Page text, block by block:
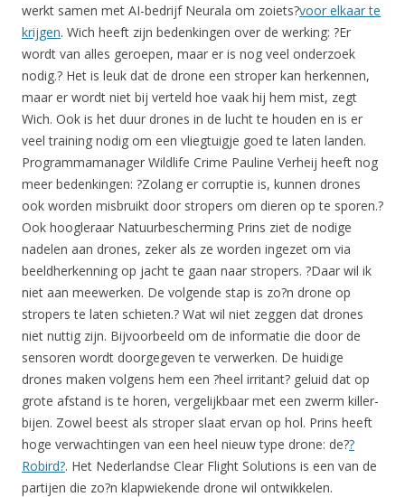
werkt samen met AI-bedrijf Neurala om zoiets?voor elkaar te
krijgen. Wich heeft zijn bedenkingen over de werking: ?Er
wordt van alles geroepen, maar er is nog veel onderzoek
nodig.? Het is leuk dat de drone een stroper kan herkennen,
maar er wordt niet bij verteld hoe vaak hij hem mist, zegt
Wich. Ook is het duur drones in de lucht te houden en is er
veel training nodig om een vliegtuigje goed te laten landen.
Programmamanager Wildlife Crime Pauline Verheij heeft nog
meer bedenkingen: ?Zolang er corruptie is, kunnen drones
ook worden misbruikt door stropers om dieren op te sporen.?
Ook hoogleraar Natuurbescherming Prins ziet de nodige
nadelen aan drones, zeker als ze worden ingezet om via
beeldherkenning op jacht te gaan naar stropers. ?Daar wil ik
niet aan meewerken. De volgende stap is zo?n drone op
stropers te laten schieten.? Wat wil niet zeggen dat drones
niet nuttig zijn. Bijvoorbeeld om de informatie die door de
sensoren wordt doorgegeven te verwerken. De huidige
drones maken volgens hem een ?heel irritant? geluid dat op
grote afstand is te horen, vergelijkbaar met een zwerm killer-
bijen. Zowel beest als stroper slaat ervan op hol. Prins heeft
hoge verwachtingen van een heel nieuw type drone: de??
Robird?. Het Nederlandse Clear Flight Solutions is een van de
partijen die zo?n klapwiekende drone wil ontwikkelen.